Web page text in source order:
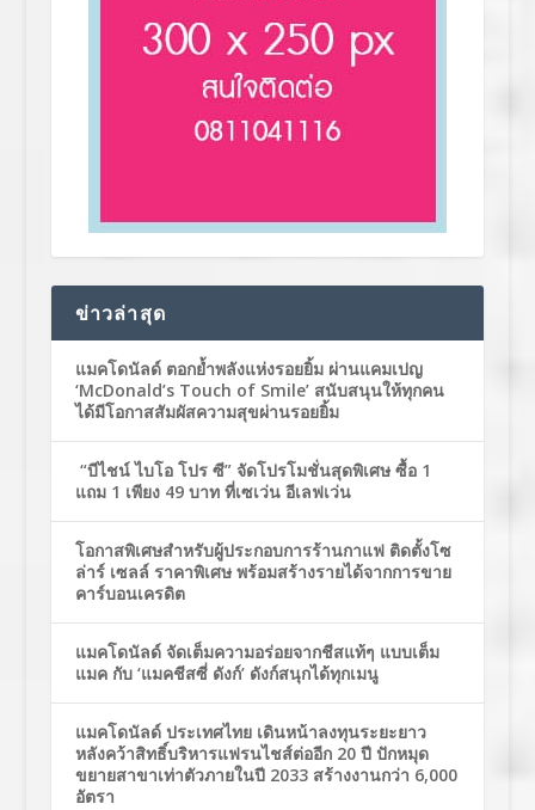
ข่าวล่าสุด
แมคโดนัลด์ ตอกย้ำพลังแห่งรอยยิ้ม ผ่านแคมเปญ
‘McDonald’s Touch of Smile’ สนับสนุนให้ทุกคน
ได้มีโอกาสสัมผัสความสุขผ่านรอยยิ้ม
“บีไชน์ ไบโอ โปร ซี” จัดโปรโมชั่นสุดพิเศษ ซื้อ 1
แถม 1 เพียง 49 บาท ที่เซเว่น อีเลฟเว่น
โอกาสพิเศษสำหรับผู้ประกอบการร้านกาแฟ ติดตั้งโซ
ล่าร์ เซลล์ ราคาพิเศษ พร้อมสร้างรายได้จากการขาย
คาร์บอนเครดิต
แมคโดนัลด์ จัดเต็มความอร่อยจากชีสแท้ๆ แบบเต็ม
แมค กับ ‘แมคชีสซี่ ดังก์’ ดังก์สนุกได้ทุกเมนู
แมคโดนัลด์ ประเทศไทย เดินหน้าลงทุนระยะยาว
หลังคว้าสิทธิ์บริหารแฟรนไชส์ต่ออีก 20 ปี ปักหมุด
ขยายสาขาเท่าตัวภายในปี 2033 สร้างงานกว่า 6,000
อัตรา